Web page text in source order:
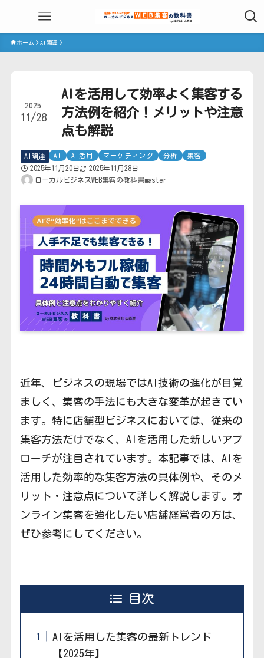
ホーム AI関連
AIを活用して効率よく集客する
方法例を紹介！メリットや注意
点も解説
2025
11/28
AI関連 AI AI活用 マーケティング 分析 集客
2025年11月20日
2025年11月28日
ローカルビジネスWEB集客の教科書master
近年、ビジネスの現場ではAI技術の進化が目覚
ましく、集客の手法にも大きな変革が起きてい
ます。特に店舗型ビジネスにおいては、従来の
集客方法だけでなく、AIを活用した新しいアプ
ローチが注目されています。本記事では、AIを
活用した効率的な集客方法の具体例や、そのメ
リット・注意点について詳しく解説します。オ
ンライン集客を強化したい店舗経営者の方は、
ぜひ参考にしてください。
目次
AIを活用した集客の最新トレンド
【2025年】